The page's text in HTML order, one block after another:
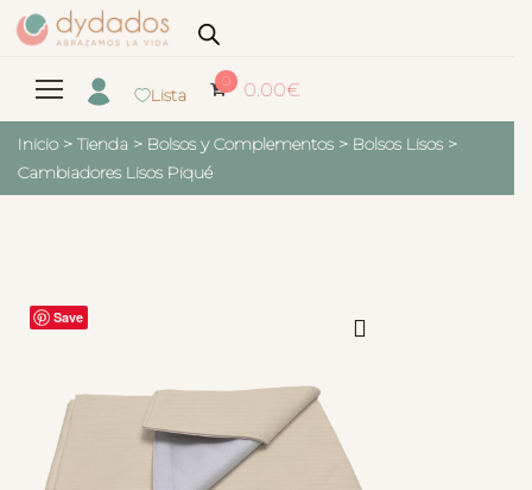
Lista
0 0.00€
Inicio > Tienda > Bolsos y Complementos > Bolsos Lisos >
Cambiadores Lisos Piqué
Save